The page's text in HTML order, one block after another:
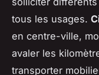
tous les usages.
en centre-ville,
avaler les
transporter